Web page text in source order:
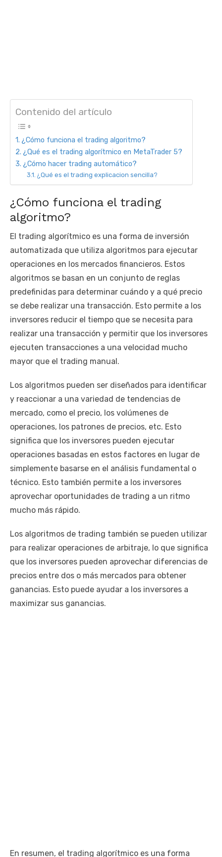
Contenido del artículo
¿Cómo funciona el trading algoritmo?
¿Qué es el trading algorítmico en MetaTrader 5?
¿Cómo hacer trading automático?
¿Qué es el trading explicacion sencilla?
¿Cómo funciona el trading
algoritmo?
El trading algorítmico es una forma de inversión
automatizada que utiliza algoritmos para ejecutar
operaciones en los mercados financieros. Estos
algoritmos se basan en un conjunto de reglas
predefinidas para determinar cuándo y a qué precio
se debe realizar una transacción. Esto permite a los
inversores reducir el tiempo que se necesita para
realizar una transacción y permitir que los inversores
ejecuten transacciones a una velocidad mucho
mayor que el trading manual.
Los algoritmos pueden ser diseñados para identificar
y reaccionar a una variedad de tendencias de
mercado, como el precio, los volúmenes de
operaciones, los patrones de precios, etc. Esto
significa que los inversores pueden ejecutar
operaciones basadas en estos factores en lugar de
simplemente basarse en el análisis fundamental o
técnico. Esto también permite a los inversores
aprovechar oportunidades de trading a un ritmo
mucho más rápido.
Los algoritmos de trading también se pueden utilizar
para realizar operaciones de arbitraje, lo que significa
que los inversores pueden aprovechar diferencias de
precios entre dos o más mercados para obtener
ganancias. Esto puede ayudar a los inversores a
maximizar sus ganancias.
En resumen, el trading algorítmico es una forma